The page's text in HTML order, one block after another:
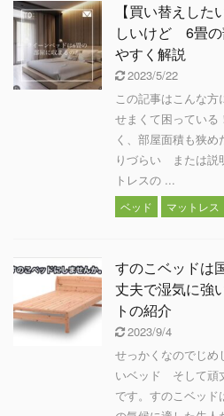
【買い替えし
しいけど 6畳の
やすく解説
2023/5/22
この記事はこんな方
せまくて困っている
く、部屋面積も狭
りづらい または説
トレスの ...
ベッド マットレス
すのこベッドは
丈夫で湿気に強
トの紹介
2023/9/4
せっかくなのでじめ
いベッド そして頑
です。すのこベッ